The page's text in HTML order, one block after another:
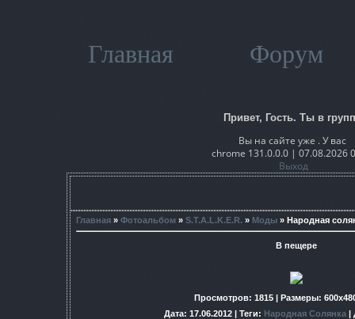
Главная Форум
Привет, Гость. Ты в
Вы на сайте уже . У вас
chrome 131.0.0.0 | 07.08.2026
Выход
Главная » Фотоальбом » S.T.A.L.K.E.R. » Моды » Народная
В пещере
Просмотров: 1815 | Размеры:
Дата: 17.06.2012 | Теги: Народная Солянка|